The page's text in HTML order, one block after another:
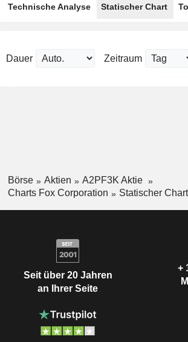
Technische Analyse Statischer Chart
Dauer Zeitraum
Börse Aktien
A2PF3K Aktie
Charts Fox Corporation
Statischer Chart
Seit über 20 Jahren
an Ihrer Seite
+